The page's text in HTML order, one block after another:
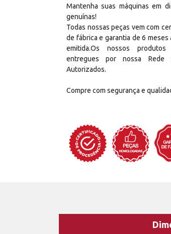
Mantenha suas máquinas em
genuínas!
Todas nossas peças vem com
de fábrica e garantia de 6 meses
emitida.Os nossos
entregues por nossa Rede
Autorizados.
Compre com segurança e